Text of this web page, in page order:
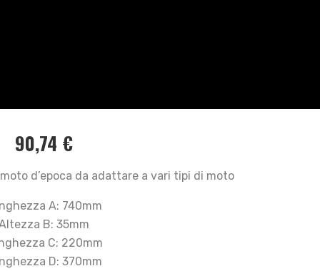
90,74 €
d’epoca da adattare a vari tipi di moto
A: 740mm
B: 35mm
C: 220mm
D: 370mm